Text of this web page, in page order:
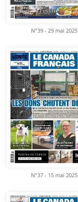
N°39 - 29 mai 2025
N°37 - 15 mai 2025